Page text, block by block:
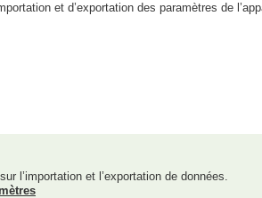
et d’exportation des paramètres de
l’importation et l’exportation de données.